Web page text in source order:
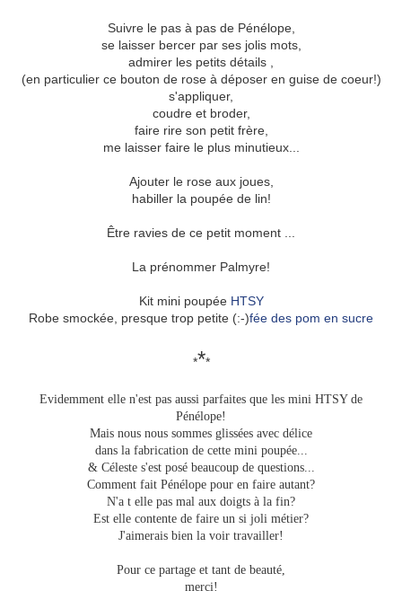
Suivre le pas à pas de Pénélope,
se laisser bercer par ses jolis mots,
admirer les petits détails ,
(en particulier ce bouton de rose à déposer en guise de coeur!)
s'appliquer,
coudre et broder,
faire rire son petit frère,
me laisser faire le plus minutieux...
Ajouter le rose aux joues,
habiller la poupée de lin!
Être ravies de ce petit moment ...
La prénommer Palmyre!
Kit mini poupée HTSY
Robe smockée, presque trop petite (:-)fée des pom en sucre
***
Evidemment elle n'est pas aussi parfaites que les mini HTSY de
Pénélope!
Mais nous nous sommes glissées avec délice
dans la fabrication de cette mini poupée...
& Céleste s'est posé beaucoup de questions...
Comment fait Pénélope pour en faire autant?
N'a t elle pas mal aux doigts à la fin?
Est elle contente de faire un si joli métier?
J'aimerais bien la voir travailler!
Pour ce partage et tant de beauté,
merci!